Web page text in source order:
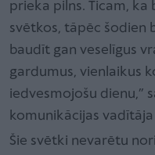
prieka pilns. Ticam, ka
svētkos, tāpēc šodien
baudīt gan veselīgus
gardumus, vienlaikus
iedvesmojošu dienu,”
komunikācijas vadītāja
Šie svētki nevarētu